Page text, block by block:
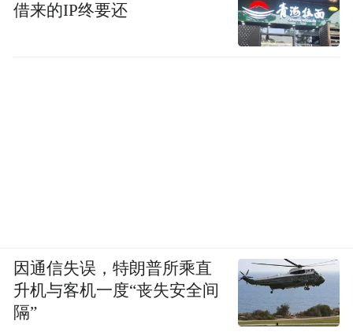
借来的IP终要还
因通信失误，特朗普所乘直
升机与客机一度“丧失安全间
隔”